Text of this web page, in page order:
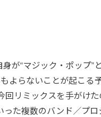
が“マジック・ポップ”
よらないことが起こる
回リミックスを手がけ
た複数のバンド／プ